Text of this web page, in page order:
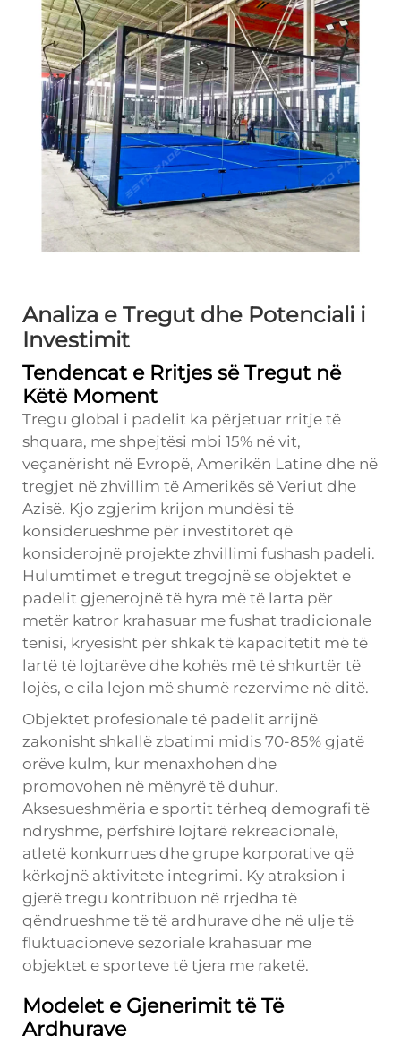
Analiza e Tregut dhe Potenciali i
Investimit
Tendencat e Rritjes së Tregut në
Këtë Moment
Tregu global i padelit ka përjetuar rritje të
shquara, me shpejtësi mbi 15% në vit,
veçanërisht në Evropë, Amerikën Latine dhe në
tregjet në zhvillim të Amerikës së Veriut dhe
Azisë. Kjo zgjerim krijon mundësi të
konsiderueshme për investitorët që
konsiderojnë projekte zhvillimi fushash padeli.
Hulumtimet e tregut tregojnë se objektet e
padelit gjenerojnë të hyra më të larta për
metër katror krahasuar me fushat tradicionale
tenisi, kryesisht për shkak të kapacitetit më të
lartë të lojtarëve dhe kohës më të shkurtër të
lojës, e cila lejon më shumë rezervime në ditë.
Objektet profesionale të padelit arrijnë
zakonisht shkallë zbatimi midis 70-85% gjatë
orëve kulm, kur menaxhohen dhe
promovohen në mënyrë të duhur.
Aksesueshmëria e sportit tërheq demografi të
ndryshme, përfshirë lojtarë rekreacionalë,
atletë konkurrues dhe grupe korporative që
kërkojnë aktivitete integrimi. Ky atraksion i
gjerë tregu kontribuon në rrjedha të
qëndrueshme të të ardhurave dhe në ulje të
fluktuacioneve sezoriale krahasuar me
objektet e sporteve të tjera me raketë.
Modelet e Gjenerimit të Të
Ardhurave